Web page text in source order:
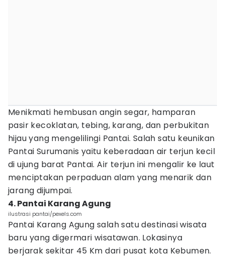
Menikmati hembusan angin segar, hamparan
pasir kecoklatan, tebing, karang, dan perbukitan
hijau yang mengelilingi Pantai. Salah satu keunikan
Pantai Surumanis yaitu keberadaan air terjun kecil
di ujung barat Pantai. Air terjun ini mengalir ke laut
menciptakan perpaduan alam yang menarik dan
jarang dijumpai.
4. Pantai Karang Agung
ilustrasi pantai/pexels.com
Pantai Karang Agung salah satu destinasi wisata
baru yang digermari wisatawan. Lokasinya
berjarak sekitar 45 Km dari pusat kota Kebumen.